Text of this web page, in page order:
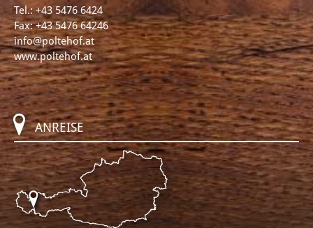
Tel.:+43 5476 6424
Fax: +43 5476 64246
info@poltehof.at
www.poltehof.at
ANREISE